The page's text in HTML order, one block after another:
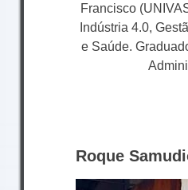
Francisco
Indústria 4.0,
e Saúde.
Roque